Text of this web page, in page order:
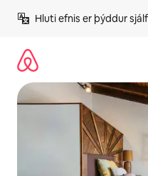
beint
Hluti efnis er þýddur